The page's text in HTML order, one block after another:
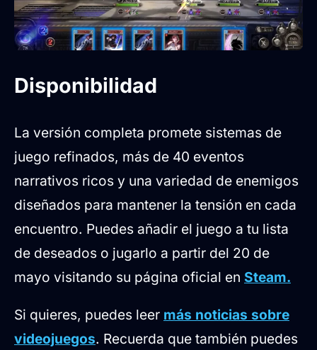
Disponibilidad
La versión completa promete sistemas de
juego refinados, más de 40 eventos
narrativos ricos y una variedad de enemigos
diseñados para mantener la tensión en cada
encuentro. Puedes añadir el juego a tu lista
de deseados o jugarlo a partir del 20 de
mayo visitando su página oficial en Steam.
Si quieres, puedes leer más noticias sobre
videojuegos. Recuerda que también puedes